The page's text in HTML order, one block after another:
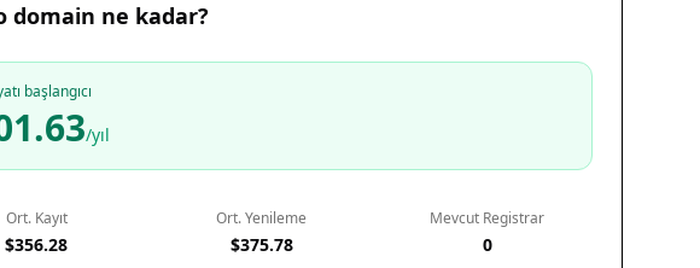
domain ne kadar?
başlangıcı
/yıl
Ort. Kayıt
$356.28
Ort. Yenileme
$375.78
Mevcut Registrar
0